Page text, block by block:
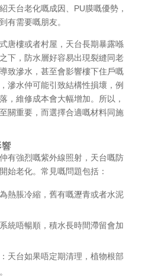
天台老化嘅成因、PU膜嘅優勢，
有需要嘅朋友。
唐樓或者村屋，天台長期暴露喺
下，防水層好容易出現裂縫同老
致滲水，甚至會影響樓下住戶嘅
滲水仲可能引致結構性損壞，例
，維修成本會大幅增加。所以，
關重要，而選擇合適嘅材料同施
響
有強烈嘅紫外線照射，天台嘅防
始老化。常見嘅問題包括：
熱脹冷縮，舊有嘅瀝青或者水泥
統唔暢順，積水長時間滯留會加
天台如果唔定期清理，植物根部